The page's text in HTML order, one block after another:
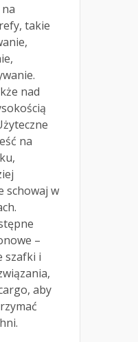
takie
nad
na
schowaj w
–
szafki i
aby